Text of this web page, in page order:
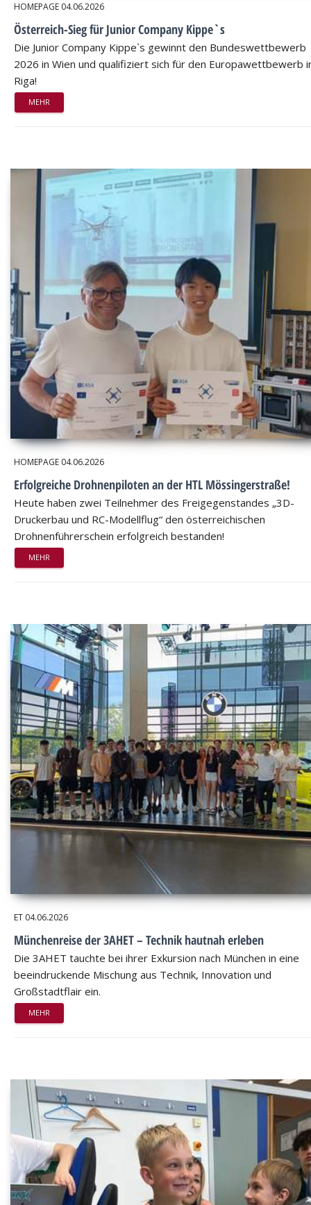
HOMEPAGE 04.06.2026
Österreich-Sieg für Junior Company Kippe`s
Die Junior Company Kippe`s gewinnt den Bundeswettbewerb
2026 in Wien und qualifiziert sich für den Europawettbewerb
Riga!
MEHR
HOMEPAGE 04.06.2026
Erfolgreiche Drohnenpiloten an der HTL Mössingerstraße!
Heute haben zwei Teilnehmer des Freigegenstandes „3D-
Druckerbau und RC-Modellflug“ den österreichischen
Drohnenführerschein erfolgreich bestanden!
MEHR
ET 04.06.2026
Münchenreise der 3AHET – Technik hautnah erleben
Die 3AHET tauchte bei ihrer Exkursion nach München in eine
beeindruckende Mischung aus Technik, Innovation und
Großstadtflair ein.
MEHR